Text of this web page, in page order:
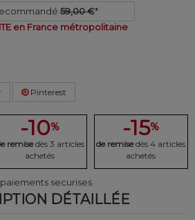
59,00 €*
en France métropolitaine
Pinterest
-10%
remise dès 3 articles
achetés
-15%
de remise dès 4 articles
achetés
DÉTAILLÉE